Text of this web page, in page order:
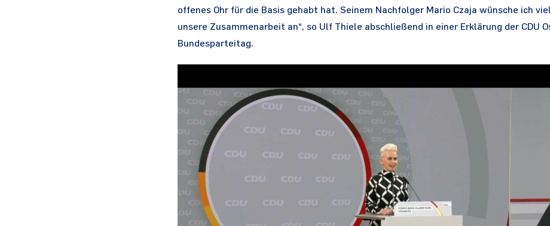
offenes Ohr für die Basis gehabt hat. Seinem Nachfolger Mario Czaja wünsche ich
unsere Zusammenarbeit an“, so Ulf Thiele abschließend in einer Erklärung der CDU
Bundesparteitag.